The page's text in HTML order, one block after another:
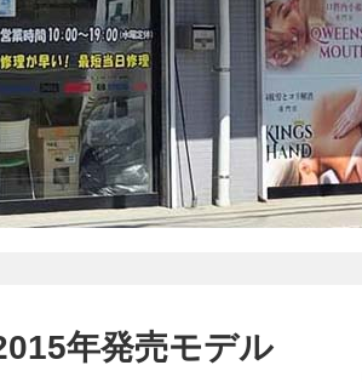
年発売モデル